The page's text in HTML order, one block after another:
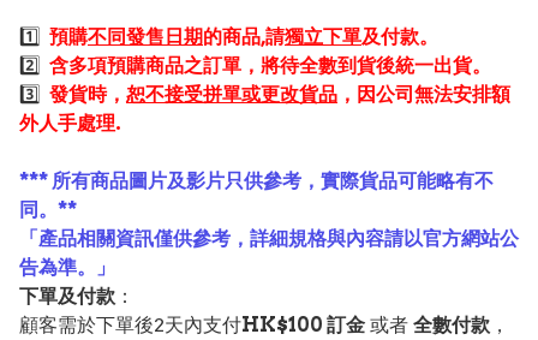
1️⃣ 預購不同發售日期的商品,請獨立下單及付款。
2️⃣ 含多項預購商品之訂單，將待全數到貨後統一出貨。
3️⃣ 發貨時， 恕不接受拼單或更改貨品 ，因公司無法安排額
外人手處理.
*** 所有商品圖片及影片只供參考，實際貨品可能略有不
同。**
「產品相關資訊僅供參考，詳細規格與內容請以官方網站公
告為準。」
下單及付款 ：
顧客需於下單後2天內支付HK$100 訂金 或者 全數付款 ，